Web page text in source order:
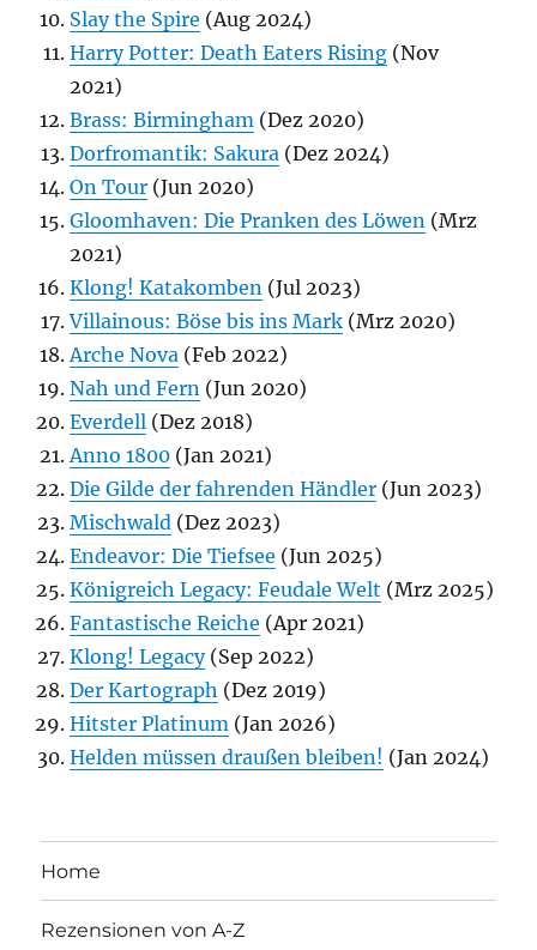
Slay the Spire (Aug 2024)
Harry Potter: Death Eaters Rising (Nov
2021)
Brass: Birmingham (Dez 2020)
Dorfromantik: Sakura (Dez 2024)
On Tour (Jun 2020)
Gloomhaven: Die Pranken des Löwen (Mrz
2021)
Klong! Katakomben (Jul 2023)
Villainous: Böse bis ins Mark (Mrz 2020)
Arche Nova (Feb 2022)
Nah und Fern (Jun 2020)
Everdell (Dez 2018)
Anno 1800 (Jan 2021)
Die Gilde der fahrenden Händler (Jun 2023)
Mischwald (Dez 2023)
Endeavor: Die Tiefsee (Jun 2025)
Königreich Legacy: Feudale Welt (Mrz 2025)
Fantastische Reiche (Apr 2021)
Klong! Legacy(Sep 2022)
Der Kartograph (Dez 2019)
Hitster Platinum (Jan 2026)
Helden müssen draußen bleiben! (Jan 2024)
Home
Rezensionen von A-Z